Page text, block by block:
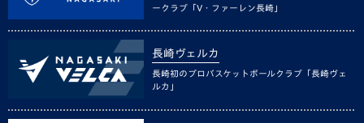
ークラブ「V・ファーレン長崎」
長崎ヴェルカ
長崎初のプロバスケットボールクラブ「長崎ヴェ
ルカ」